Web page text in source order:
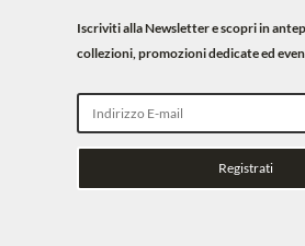
Iscriviti alla Newsletter e scopri in
collezioni, promozioni dedicate ed
Registrati